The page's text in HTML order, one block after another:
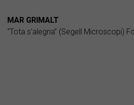
MAR GRIMALT
“Tota s'alegria” (Segell Microscopi)